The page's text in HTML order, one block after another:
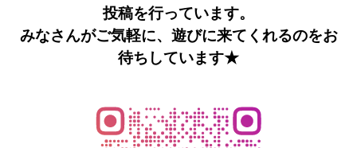
投稿を行っています。
みなさんがご気軽に、遊びに来てくれるのをお
待ちしています★